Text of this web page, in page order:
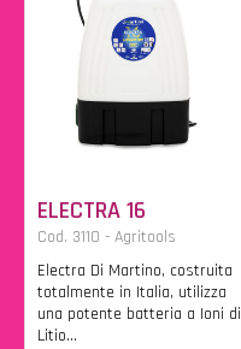
ELECTRA 16
Cod. 3110 - Agritools
Electra Di Martino, costruita
totalmente in Italia, utilizza
una potente batteria a Ioni di
Litio...